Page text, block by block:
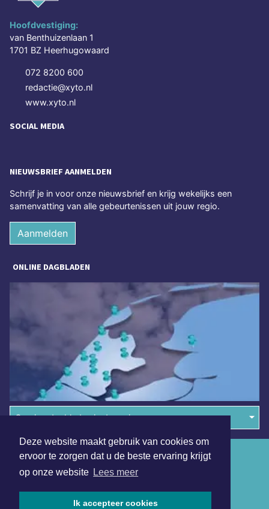
Deze website maakt gebruik van cookies om
ervoor te zorgen dat u de beste ervaring krijgt
op onze website Lees meer
Ik accepteer cookies
Hoofdvestiging:
van Benthuizenlaan 1
1701 BZ Heerhugowaard
072 8200 600
redactie@xyto.nl
www.xyto.nl
SOCIAL MEDIA
NIEUWSBRIEF AANMELDEN
Schrijf je in voor onze nieuwsbrief en krijg wekelijks een
samenvatting van alle gebeurtenissen uit jouw regio.
Aanmelden
ONLINE DAGBLADEN
Overige dagbladen in de regio
Algemene voorwaarden
Disclaimer